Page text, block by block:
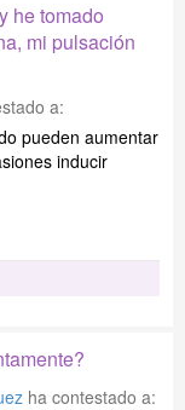
he tomado
mi pulsación
a:
pueden aumentar
inducir
ha contestado a: